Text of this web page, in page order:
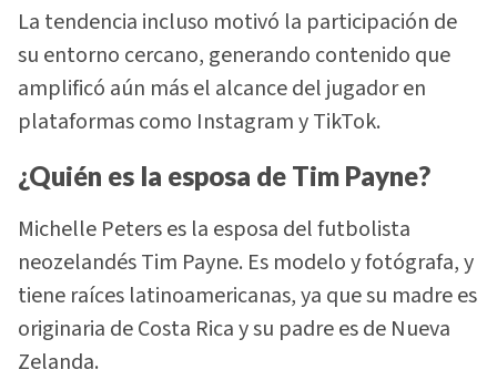
La tendencia incluso motivó la participación de
su entorno cercano, generando contenido que
amplificó aún más el alcance del jugador en
plataformas como Instagram y TikTok.
¿Quién es la esposa de Tim Payne?
Michelle Peters es la esposa del futbolista
neozelandés Tim Payne. Es modelo y fotógrafa, y
tiene raíces latinoamericanas, ya que su madre es
originaria de Costa Rica y su padre es de Nueva
Zelanda.